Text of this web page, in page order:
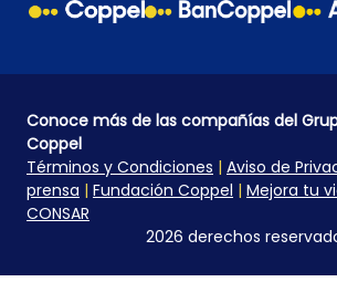
Conoce más de las compañías del
Coppel
Términos y Condiciones | Aviso de
prensa | Fundación Coppel | Mejora tu
CONSAR
2026 derechos